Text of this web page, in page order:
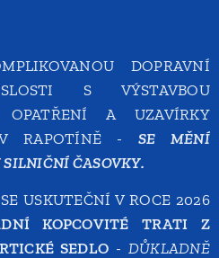
DOPRAVNÍ
S VÝSTAVBOU
OPATŘENÍ A UZAVÍRKY
V RAPOTÍNĚ -SE MĚNÍ
ČASOVKY.
USKUTEČNÍ V ROCE 2026
KOPCOVITÉ TRATI Z
SEDLO - DŮKLADNĚ